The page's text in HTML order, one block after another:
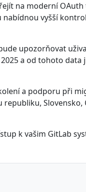
na moderní
nabídnou vyšší
upozorňovat
a od tohoto data
a podporu při
k vašim GitLab